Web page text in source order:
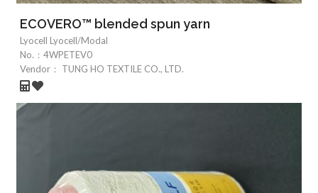
ECOVERO™ blended spun yarn
Lyocell Lyocell/Modal
No.： 4WPETEV0
Vendor：
TUNG HO TEXTILE CO., LTD.